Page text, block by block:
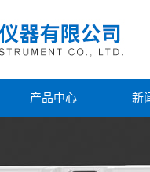
产品中心 新